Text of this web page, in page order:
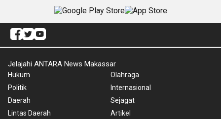
Jelajahi ANTARA News Makassar
Hukum
Politik
Daerah
Lintas Daerah
Olahraga
Internasional
Sejagat
Artikel